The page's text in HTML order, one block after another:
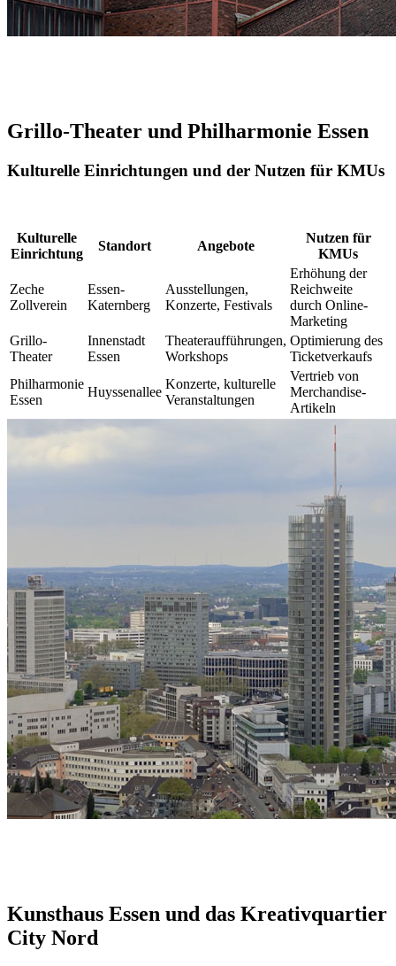
Grillo-Theater und Philharmonie Essen
Kulturelle Einrichtungen und der Nutzen für KMUs
Kulturelle
Einrichtung
Standort Angebote
Nutzen für
KMUs
Zeche
Zollverein
Essen-
Katernberg
Ausstellungen,
Konzerte, Festivals
Erhöhung der
Reichweite
durch Online-
Marketing
Grillo-
Theater
Innenstadt
Essen
Theateraufführungen,
Workshops
Optimierung des
Ticketverkaufs
Philharmonie
Essen
Huyssenallee
Konzerte, kulturelle
Veranstaltungen
Vertrieb von
Merchandise-
Artikeln
Kunsthaus Essen und das Kreativquartier
City Nord